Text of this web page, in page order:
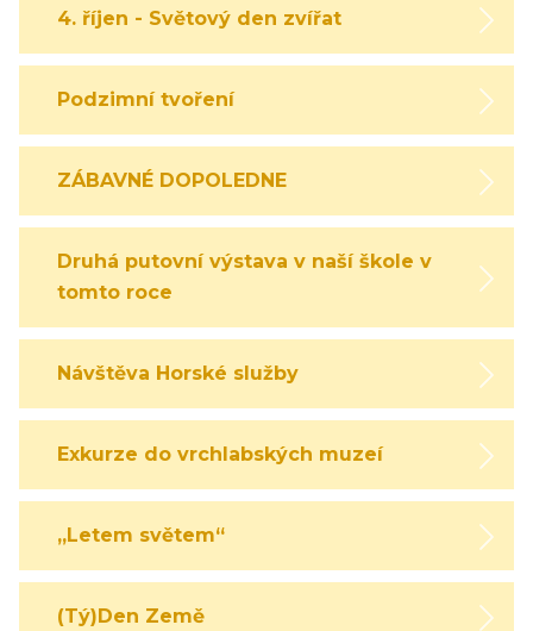
4. říjen - Světový den zvířat
Podzimní tvoření
ZÁBAVNÉ DOPOLEDNE
Druhá putovní výstava v naší škole v
tomto roce
Návštěva Horské služby
Exkurze do vrchlabských muzeí
„Letem světem“
(Tý)Den Země